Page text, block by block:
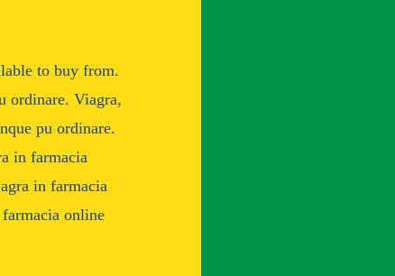
to buy from.
ordinare. Viagra,
pu ordinare.
in farmacia
in farmacia
online